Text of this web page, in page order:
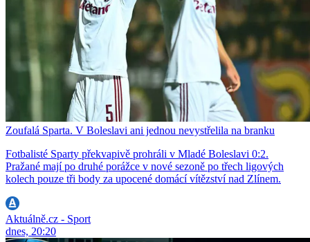
Zoufalá Sparta. V Boleslavi ani jednou nevystřelila na branku
Fotbalisté Sparty překvapivě prohráli v Mladé Boleslavi 0:2.
Pražané mají po druhé porážce v nové sezoně po třech ligových
kolech pouze tři body za upocené domácí vítězství nad Zlínem.
Aktuálně.cz - Sport
dnes, 20:20